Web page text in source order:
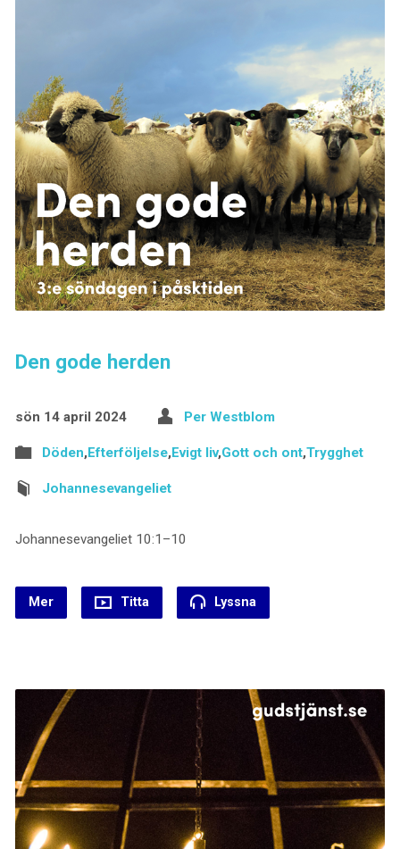
Den gode herden
sön 14 april 2024 Per Westblom
Döden,Efterföljelse,Evigt liv,Gott och ont,Trygghet
Johannesevangeliet
Johannesevangeliet 10:1–10
Mer Titta Lyssna